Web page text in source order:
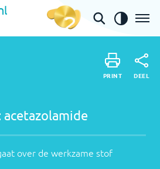
over
de
werkzame
acetazolamide
over de werkzame stof
PRINT DEEL